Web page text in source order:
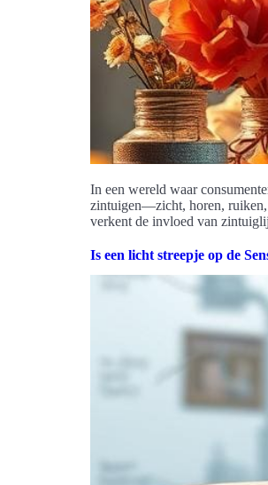
In een wereld waar
zintuigen—zicht, horen, ruiken,
verkent de invloed van
Is een licht streepje op de